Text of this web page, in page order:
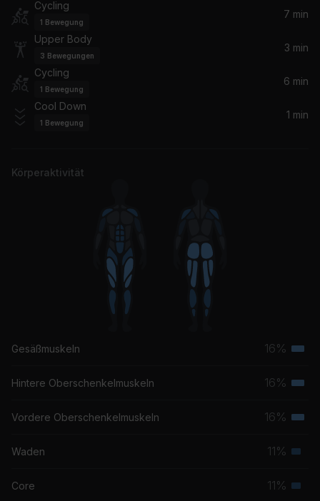
Cycling
1 Bewegung
7 min
Upper Body
3 Bewegungen
3 min
Cycling
1 Bewegung
6 min
Cool Down
1 Bewegung
1 min
Körperaktivität
Gesäßmuskeln 16%
Hintere Oberschenkelmuskeln 16%
Vordere Oberschenkelmuskeln 16%
Waden 11%
Core 11%